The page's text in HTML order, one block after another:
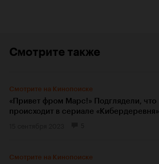
Смотрите также
Смотрите на Кинопоиске
«Привет фром Марс!» Подглядели, что
происходит в сериале «Кибердеревня»
Смотрите на Кинопоиске